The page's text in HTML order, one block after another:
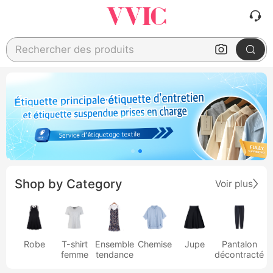
Rechercher des produits
Shop by Category Voir plus
Robe
T-shirt
femme
Ensemble
tendance
Chemise Jupe
Pantalon
décontracté